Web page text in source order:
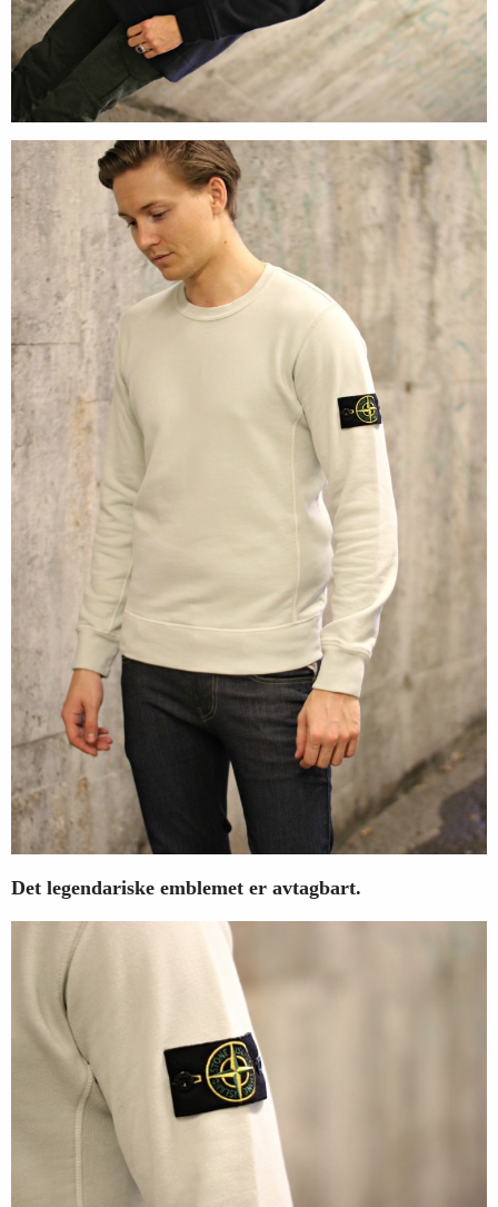
Det legendariske emblemet er avtagbart.